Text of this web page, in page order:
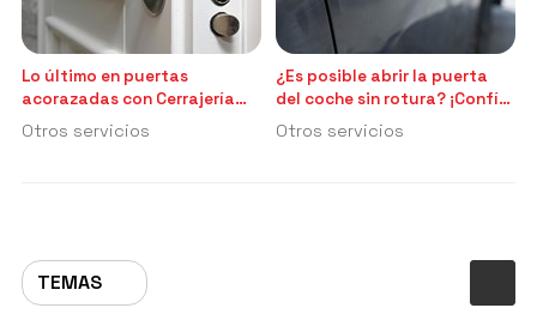
TEMAS
Lo último en puertas
acorazadas con Cerrajería
Nesvi
Otros servicios
¿Es posible abrir la puerta
del coche sin rotura? ¡Confía
en nosotros!
Otros servicios